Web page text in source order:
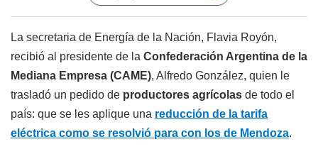
La secretaria de Energía de la Nación, Flavia Royón,
recibió al presidente de la Confederación Argentina de la
Mediana Empresa (CAME), Alfredo González, quien le
trasladó un pedido de productores agrícolas de todo el
país: que se les aplique una reducción de la tarifa
eléctrica como se resolvió para con los de Mendoza.